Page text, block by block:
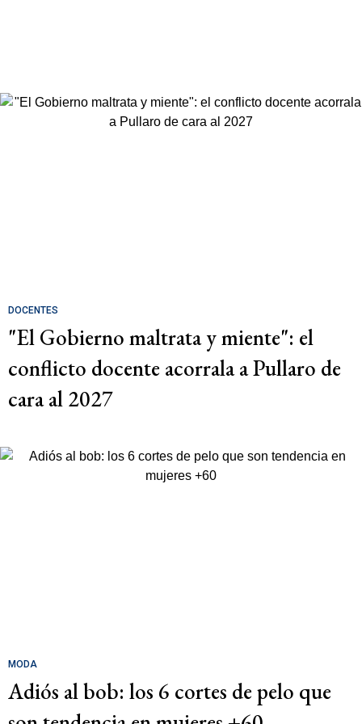
DOCENTES
"El Gobierno maltrata y miente": el
conflicto docente acorrala a Pullaro de
cara al 2027
MODA
Adiós al bob: los 6 cortes de pelo que